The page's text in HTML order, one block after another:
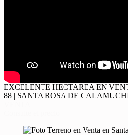
EXCELENTE HECTAREA EN
88 | SANTA ROSA DE